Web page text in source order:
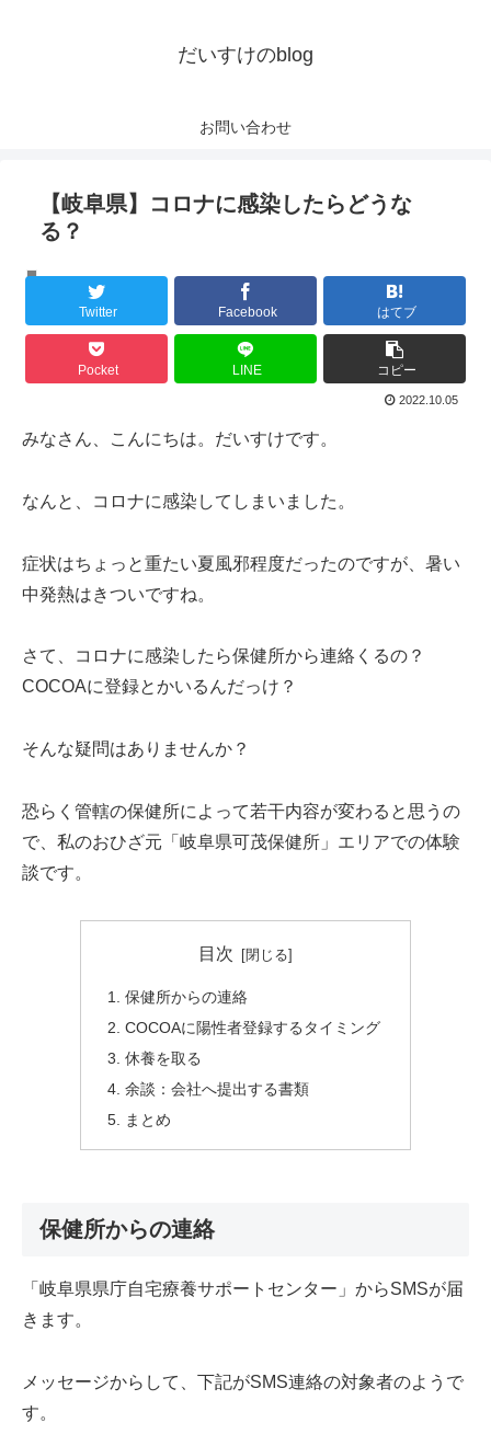
だいすけのblog
お問い合わせ
【岐阜県】コロナに感染したらどうな
る？
Uncategorized
Twitter Facebook はてブ
Pocket LINE コピー
2022.10.05
みなさん、こんにちは。だいすけです。
なんと、コロナに感染してしまいました。
症状はちょっと重たい夏風邪程度だったのですが、暑い
中発熱はきついですね。
さて、コロナに感染したら保健所から連絡くるの？
COCOAに登録とかいるんだっけ？
そんな疑問はありませんか？
恐らく管轄の保健所によって若干内容が変わると思うの
で、私のおひざ元「岐阜県可茂保健所」エリアでの体験
談です。
目次
保健所からの連絡
COCOAに陽性者登録するタイミング
休養を取る
余談：会社へ提出する書類
まとめ
保健所からの連絡
「岐阜県県庁自宅療養サポートセンター」からSMSが届
きます。
メッセージからして、下記がSMS連絡の対象者のようで
す。